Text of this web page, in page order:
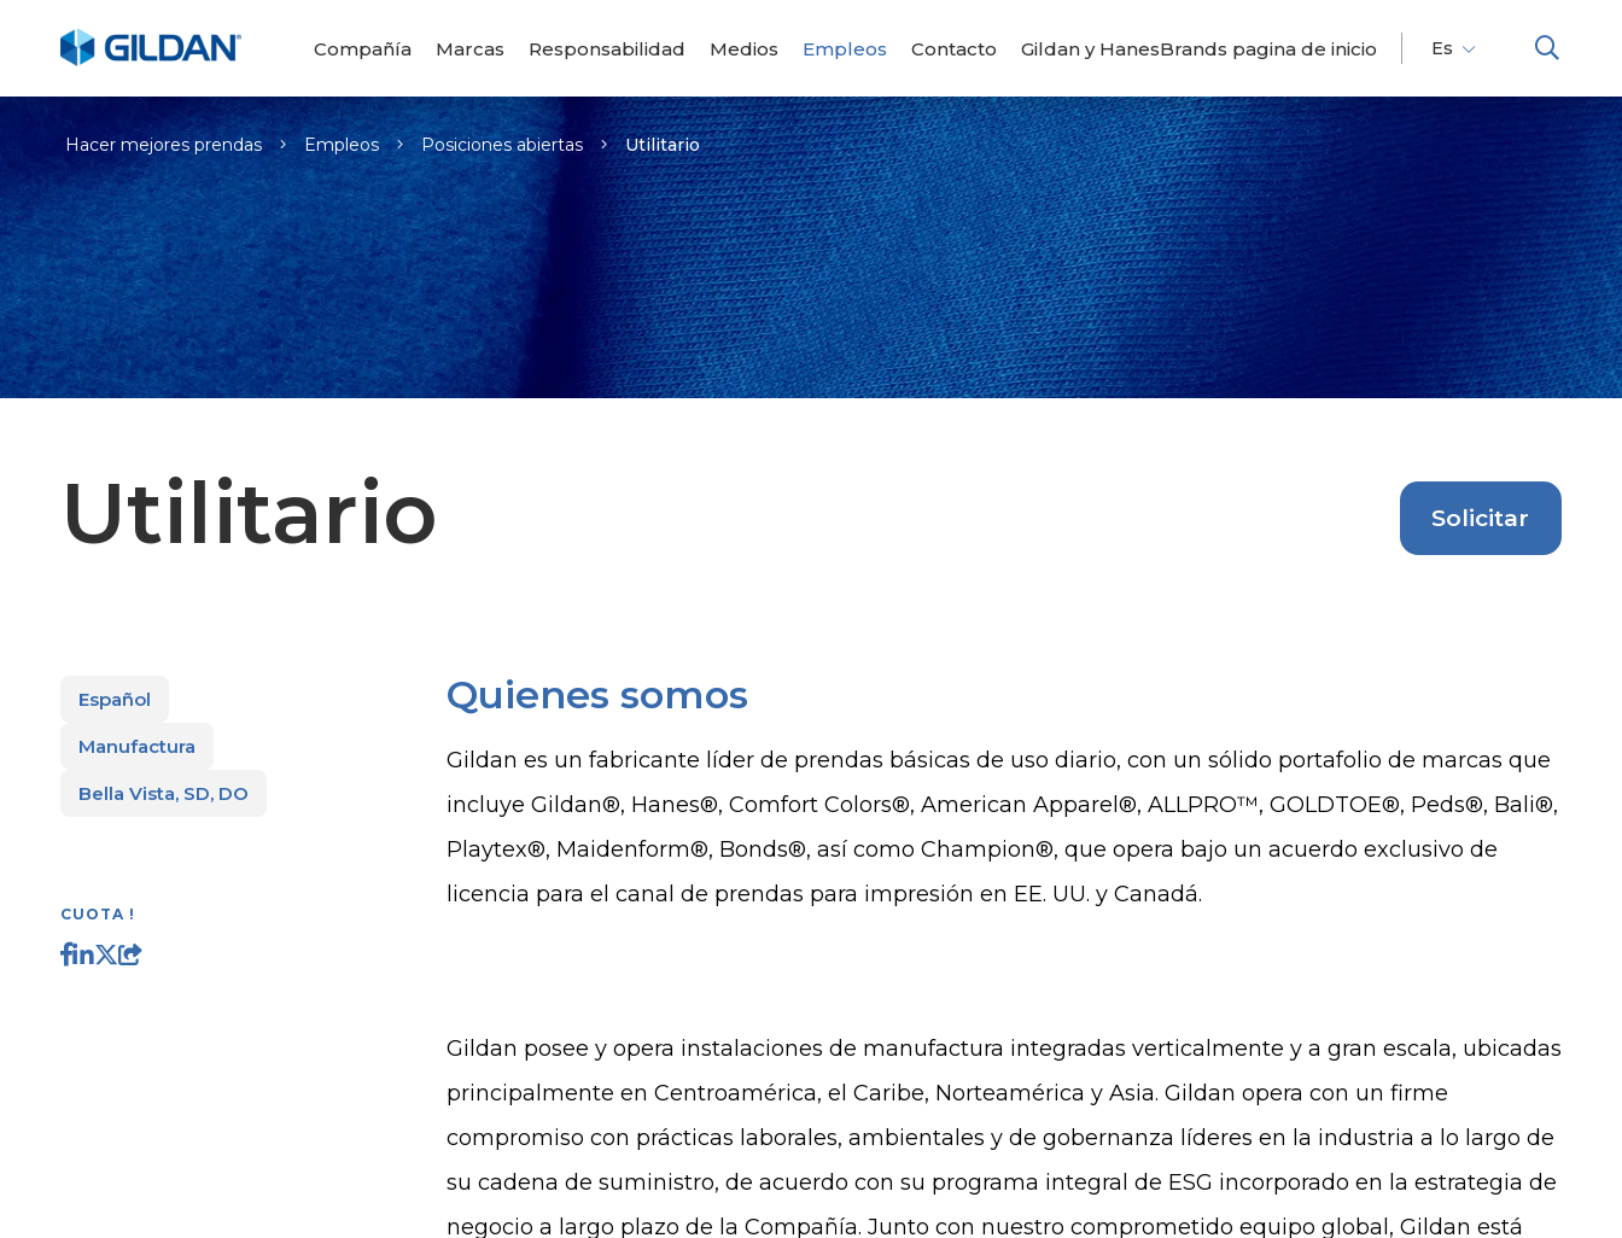
Compañía Marcas Responsabilidad Medios Empleos Contacto Gildan y HanesBrands pagina de inicio
Es
-Hacer mejores prendas Empleos Posiciones abiertas Utilitario
Solicitar
Utilitario
Español
Manufactura
Bella Vista, SD, DO
CUOTA !
Quienes somos
Gildan es un fabricante líder de prendas básicas de uso diario, con un sólido portafolio de marcas que
incluye Gildan®, Hanes®, Comfort Colors®, American Apparel®, ALLPRO™, GOLDTOE®, Peds®, Bali®,
Playtex®, Maidenform®, Bonds®, así como Champion®, que opera bajo un acuerdo exclusivo de
licencia para el canal de prendas para impresión en EE. UU. y Canadá.
Gildan posee y opera instalaciones de manufactura integradas verticalmente y a gran escala, ubicadas
principalmente en Centroamérica, el Caribe, Norteamérica y Asia. Gildan opera con un firme
compromiso con prácticas laborales, ambientales y de gobernanza líderes en la industria a lo largo de
su cadena de suministro, de acuerdo con su programa integral de ESG incorporado en la estrategia de
negocio a largo plazo de la Compañía. Junto con nuestro comprometido equipo global, Gildan está